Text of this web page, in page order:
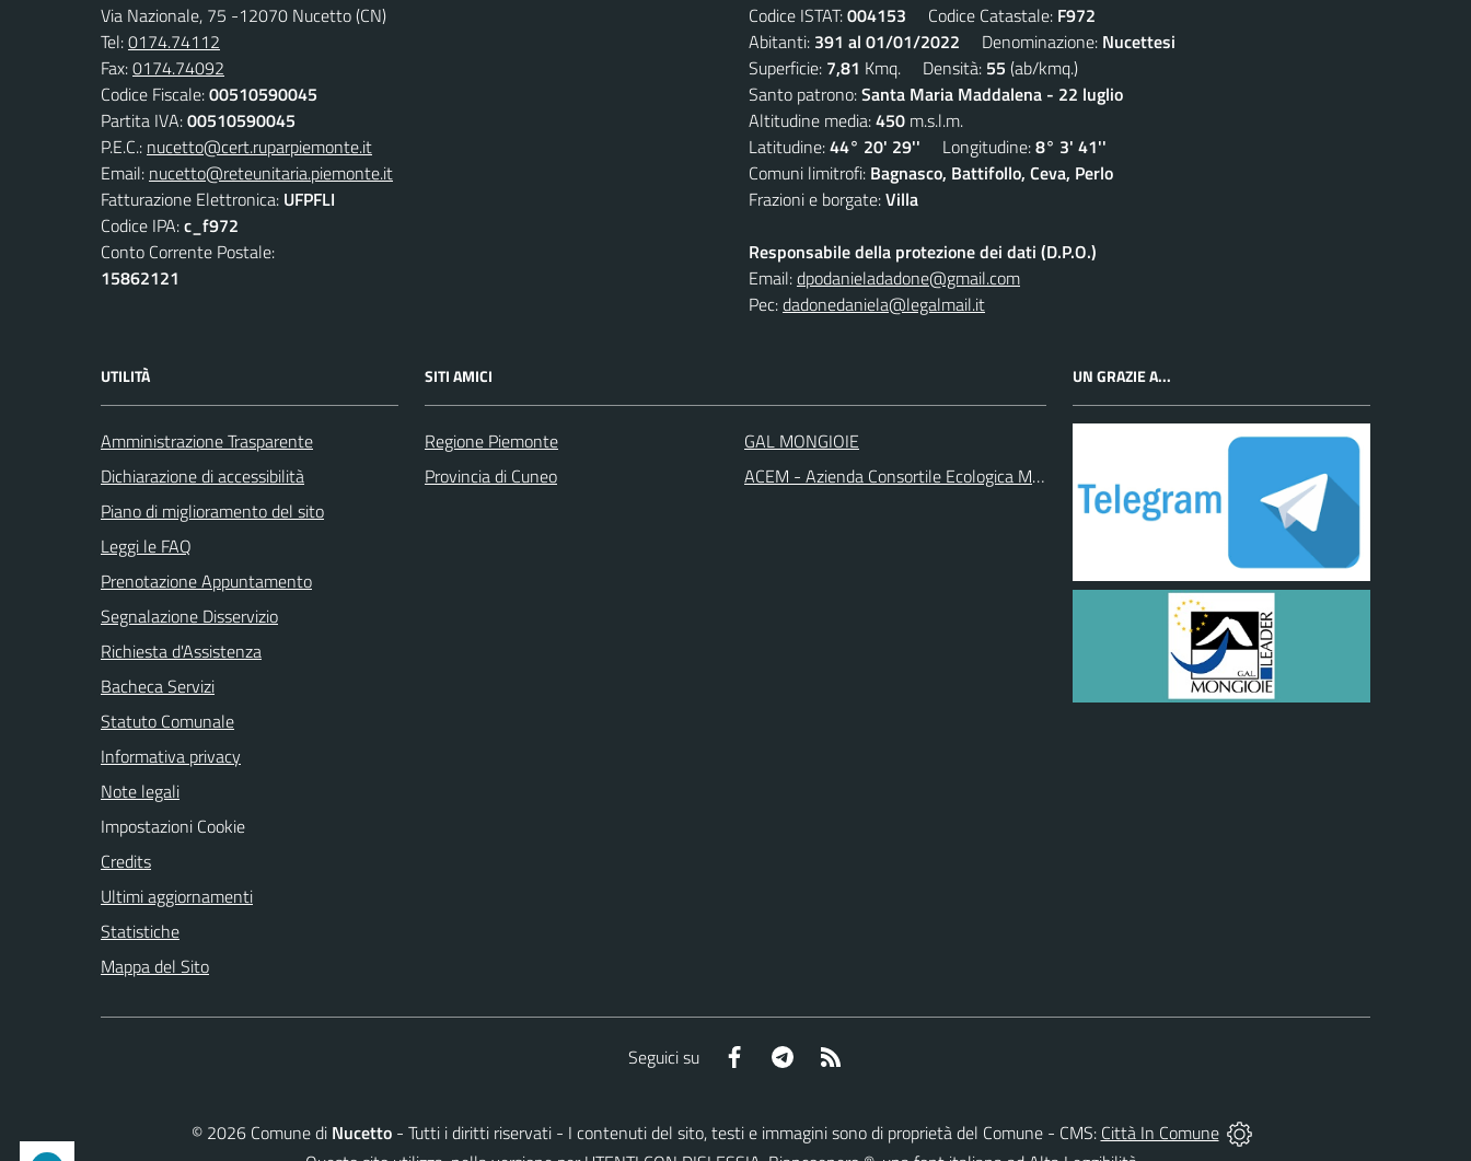
Via Nazionale, 75 -12070 Nucetto (CN)
Tel:0174.74112
Fax:0174.74092
Codice Fiscale:00510590045
Partita IVA:00510590045
P.E.C.: nucetto@cert.ruparpiemonte.it
Email: nucetto@reteunitaria.piemonte.it
Fatturazione Elettronica: UFPFLI
Codice IPA:c_f972
Conto Corrente Postale:
15862121
Codice ISTAT:004153 Codice Catastale: F972
Abitanti: 391 al 01/01/2022 Denominazione: Nucettesi
Superficie: 7,81 Kmq. Densità: 55 (ab/kmq.)
Santo patrono:Santa Maria Maddalena - 22 luglio
Altitudine media:450 m.s.l.m.
Latitudine:44° 20' 29'' Longitudine:8° 3' 41''
Comuni limitrofi: Bagnasco, Battifollo, Ceva, Perlo
Frazioni e borgate:Villa
Responsabile della protezione dei dati (D.P.O.)
Email:dpodanieladadone@gmail.com
Pec:dadonedaniela@legalmail.it
UTILITÀ
Amministrazione Trasparente
Dichiarazione di accessibilità
Piano di miglioramento del sito
Leggi le FAQ
Prenotazione Appuntamento
Segnalazione Disservizio
Richiesta d'Assistenza
Bacheca Servizi
Statuto Comunale
Informativa privacy
Note legali
Impostazioni Cookie
Credits
Ultimi aggiornamenti
Statistiche
Mappa del Sito
SITI AMICI
Regione Piemonte
Provincia di Cuneo
GAL MONGIOIE
ACEM - Azienda Consortile Ecologica Monregalese
UN GRAZIE A...
Seguici su Facebook Telegram
© 2026Comune di Nucetto- Tutti i diritti riservati - I contenuti del sito, testi e immagini sono di proprietà del Comune - CMS: Città In Comune